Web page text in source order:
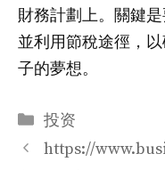
財務計劃上。關鍵
並利用節稅途徑，
子的夢想。
分
类
投资
https://